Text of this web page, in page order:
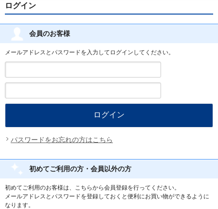
ログイン
会員のお客様
メールアドレスとパスワードを入力してログインしてください。
パスワードをお忘れの方はこちら
初めてご利用の方・会員以外の方
初めてご利用のお客様は、こちらから会員登録を行ってください。
メールアドレスとパスワードを登録しておくと便利にお買い物ができるように
なります。